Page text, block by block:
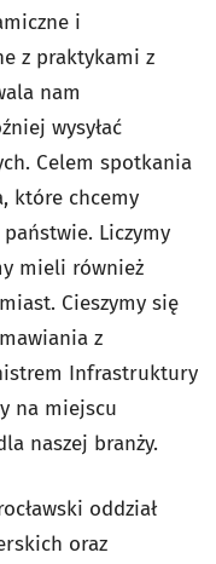
i
z praktykami z
nam
wysyłać
Celem spotkania
które chcemy
Liczymy
mieli również
Cieszymy się
z
Infrastruktury
na miejscu
naszej branży.
oddział
oraz